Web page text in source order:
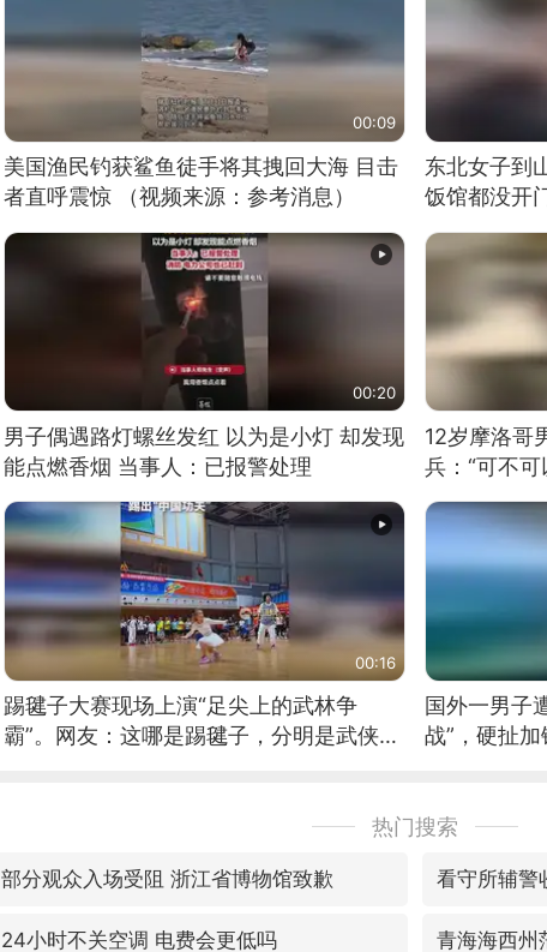
00:09
美国渔民钓获鲨鱼徒手将其拽回大海 目击
者直呼震惊 （视频来源：参考消息）
东北女子到
饭馆都没开
00:20
男子偶遇路灯螺丝发红 以为是小灯 却发现
能点燃香烟 当事人：已报警处理
12岁摩洛哥
兵：“可不
00:16
踢毽子大赛现场上演“足尖上的武林争
霸”。网友：这哪是踢毽子，分明是武侠片
国外一男子
战”，硬扯
热门搜索
部分观众入场受阻 浙江省博物馆致歉 看守所辅警
24小时不关空调 电费会更低吗 青海海西州